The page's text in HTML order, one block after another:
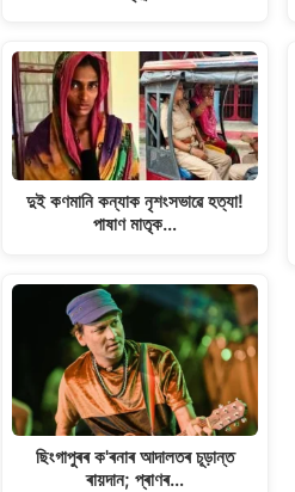
দুই কণমানি কন্যাক নৃশংসভাৱে হত্যা!
পাষাণ মাতৃক…
ছিংগাপুৰৰ ক'ৰনাৰ আদালতৰ চূড়ান্ত
ৰায়দান; প্ৰাণৰ…